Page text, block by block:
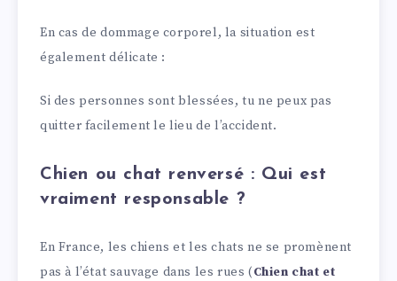
En cas de dommage corporel, la situation est
également délicate :
Si des personnes sont blessées, tu ne peux pas
quitter facilement le lieu de l’accident.
Chien ou chat renversé : Qui est
vraiment responsable ?
En France, les chiens et les chats ne se promènent
pas à l’état sauvage dans les rues (Chien chat et